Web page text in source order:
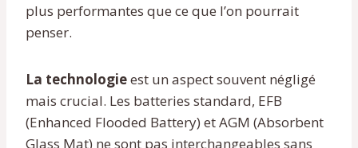
plus performantes que ce que l’on pourrait
penser.
La technologieest un aspect souvent négligé
mais crucial. Les batteries standard, EFB
(Enhanced Flooded Battery) et AGM (Absorbent
Glass Mat) ne sont pas interchangeables sans